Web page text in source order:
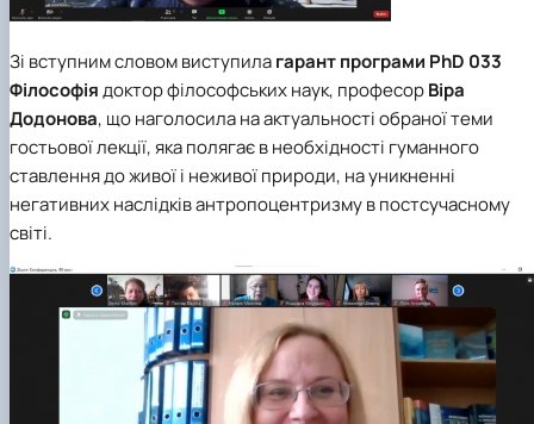
Зі вступним словом виступилагарант програми PhD 033
Філософіядоктор філософських наук, професорВіра
Додонова, що наголосила на актуальності обраної теми
гостьової лекції, яка полягає в необхідності гуманного
ставлення до живої і неживої природи, на уникненні
негативних наслідків антропоцентризму в постсучасному
світі.